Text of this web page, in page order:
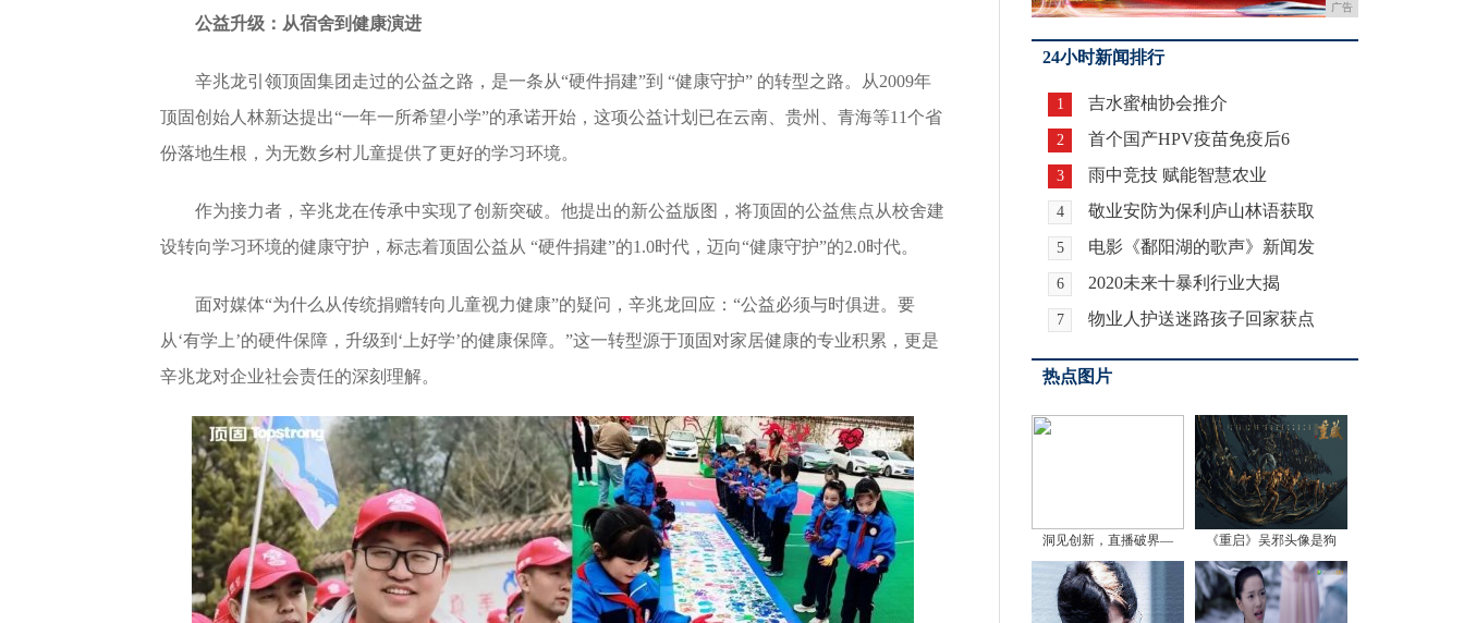
公益升级：从宿舍到健康演进
辛兆龙引领顶固集团走过的公益之路，是一条从“硬件捐建”到 “健康守护” 的转型之路。从2009年
顶固创始人林新达提出“一年一所希望小学”的承诺开始，这项公益计划已在云南、贵州、青海等11个省
份落地生根，为无数乡村儿童提供了更好的学习环境。
作为接力者，辛兆龙在传承中实现了创新突破。他提出的新公益版图，将顶固的公益焦点从校舍建
设转向学习环境的健康守护，标志着顶固公益从 “硬件捐建”的1.0时代，迈向“健康守护”的2.0时代。
面对媒体“为什么从传统捐赠转向儿童视力健康”的疑问，辛兆龙回应：“公益必须与时俱进。要
从‘有学上’的硬件保障，升级到‘上好学’的健康保障。”这一转型源于顶固对家居健康的专业积累，更是
辛兆龙对企业社会责任的深刻理解。
广告
24小时新闻排行
1 吉水蜜柚协会推介
2 首个国产HPV疫苗免疫后6
3 雨中竞技 赋能智慧农业
4 敬业安防为保利庐山林语获取
5 电影《鄱阳湖的歌声》新闻发
6 2020未来十暴利行业大揭
7 物业人护送迷路孩子回家获点
热点图片
洞见创新，直播破界— 《重启》吴邪头像是狗